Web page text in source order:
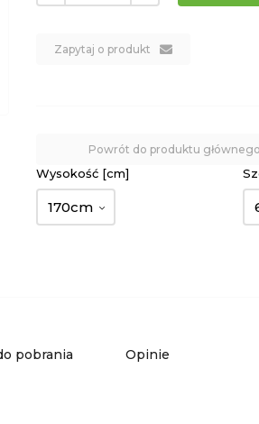
Zapytaj o produkt
Powrót do produktu głównego
Wysokość [cm]
170cm
pobrania Opinie